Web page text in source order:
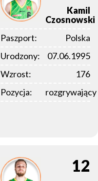
Kamil
Czosnowski
Paszport:
Polska
Urodzony:
07.06.1995
Wzrost:
176
Pozycja:
rozgrywający
12